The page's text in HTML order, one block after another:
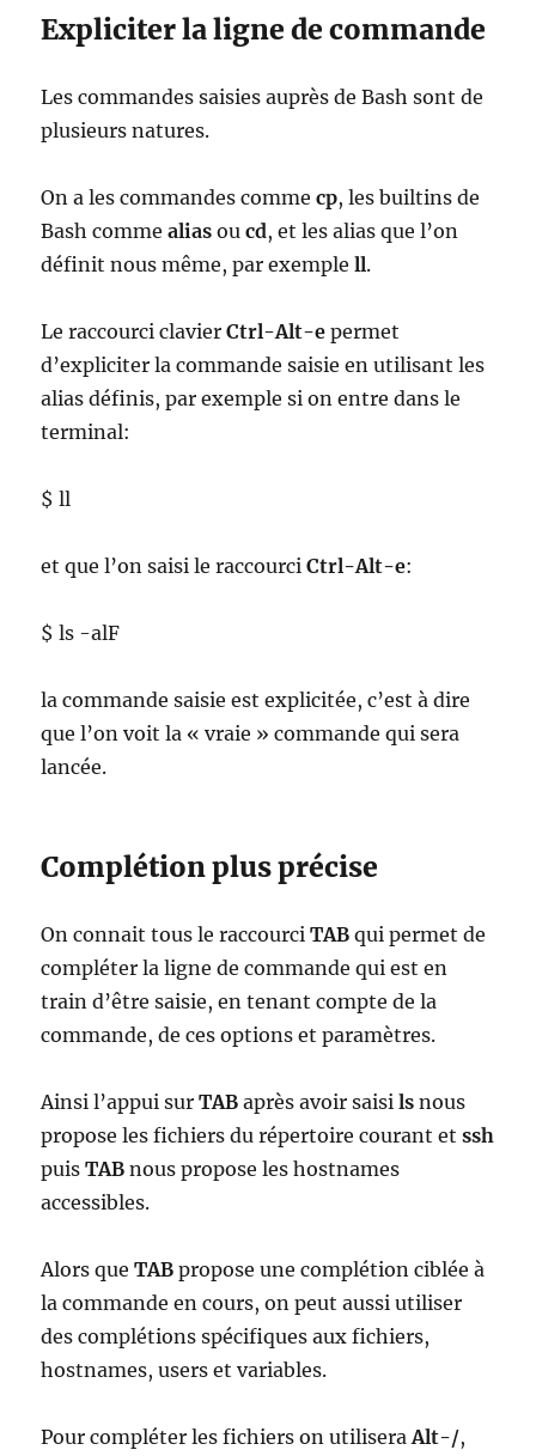
Expliciter la ligne de commande
Les commandes saisies auprès de Bash sont de
plusieurs natures.
On a les commandes commecp, les builtins de
Bash commealias oucd, et les alias que l’on
définit nous même, par exemplell.
Le raccourci clavierCtrl-Alt-e permet
d’expliciter la commande saisie en utilisant les
alias définis, par exemple si on entre dans le
terminal:
$ ll
et que l’on saisi le raccourciCtrl-Alt-e:
$ ls -alF
la commande saisie est explicitée, c’est à dire
que l’on voit la « vraie » commande qui sera
lancée.
Complétion plus précise
On connait tous le raccourciTAB qui permet de
compléter la ligne de commande qui est en
train d’être saisie, en tenant compte de la
commande, de ces options et paramètres.
Ainsi l’appui surTAB après avoir saisils nous
propose les fichiers du répertoire courant etssh
puisTAB nous propose les hostnames
accessibles.
Alors queTAB propose une complétion ciblée à
la commande en cours, on peut aussi utiliser
des complétions spécifiques aux fichiers,
hostnames, users et variables.
Pour compléter les fichiers on utiliseraAlt-/,